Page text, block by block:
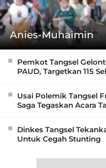
Anies-Muhaimin
Pemkot Tangsel
PAUD, Targetkan 115
Usai Polemik Tangsel
Saga Tegaskan Acara
Dinkes Tangsel
Untuk Cegah Stunting